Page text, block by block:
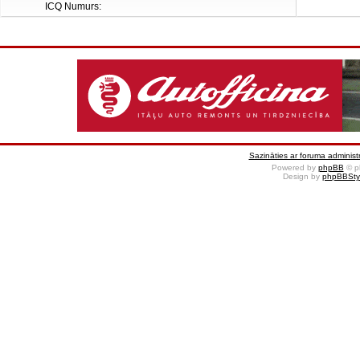
ICQ Numurs:
Sazināties ar foruma
Powered by phpBB ©
Design by